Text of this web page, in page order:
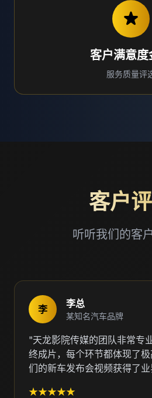
客户满意度
服务质量评
客户
听听我们的客
李 李总
某知名汽车品牌
"天龙影院传媒的团队非常专
终成片，每个环节都体现了
们的新车发布会视频获得了
★★★★★